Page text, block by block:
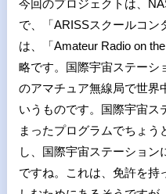
今回のプロジェクトは、
で、「ARISSスクールコン
は、「Amateur Radio on
略です。国際宇宙ステーシ
のアマチュア無線局で世界
いうものです。国際宇宙ス
まったプログラムでちょう
し、国際宇宙ステーショ
ですね。これは、免許を持